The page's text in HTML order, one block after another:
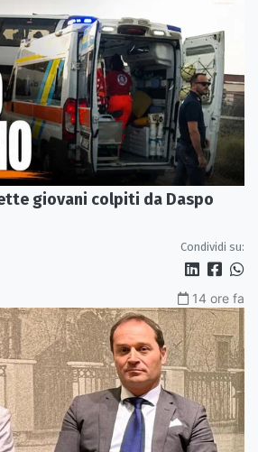
giovani colpiti da Daspo
Condividi su:
14 ore fa